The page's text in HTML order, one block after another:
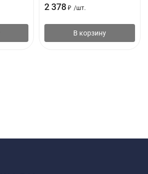
2 378 ₽ /шт.
В корзину